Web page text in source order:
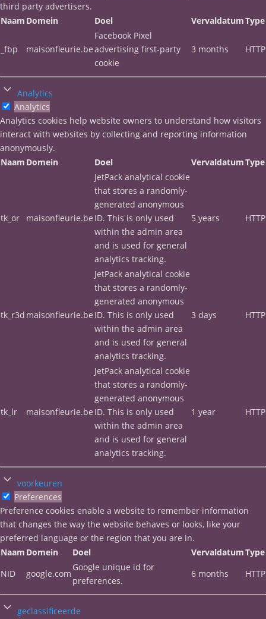
third party advertisers.
Naam Domein Doel VervaldatumType
_fbp maisonfleurie.be
Facebook Pixel
advertising first-party
cookie
3 months HTTP
Analytics
Analytics
Analytics cookies help website owners to understand how visitors
interact with websites by collecting and reporting information
anonymously.
Naam Domein Doel VervaldatumType
tk_or maisonfleurie.be
JetPack analytical cookie
that stores a randomly-
generated anonymous
ID. This is only used
within the admin area
and is used for general
analytics tracking.
5 years HTTP
tk_r3d maisonfleurie.be
JetPack analytical cookie
that stores a randomly-
generated anonymous
ID. This is only used
within the admin area
and is used for general
analytics tracking.
3 days HTTP
tk_lr maisonfleurie.be
JetPack analytical cookie
that stores a randomly-
generated anonymous
ID. This is only used
within the admin area
and is used for general
analytics tracking.
1 year HTTP
voorkeuren
Preferences
Preference cookies enable a website to remember information
that changes the way the website behaves or looks, like your
preferred language or the region that you are in.
Naam Domein Doel VervaldatumType
NID
google.com
Google unique id for
preferences.
6 months HTTP
geclassificeerde